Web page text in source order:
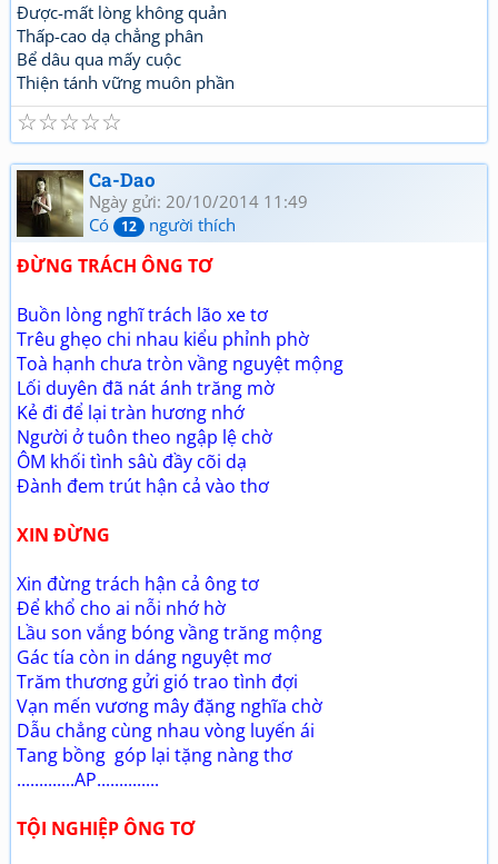
Được-mất lòng không quản
Thấp-cao dạ chẳng phân
Bể dâu qua mấy cuộc
Thiện tánh vững muôn phần
☆
☆
☆
☆
☆
Ca-Dao
Ngày gửi: 20/10/2014 11:49
Có
12 người thích
ĐỪNG TRÁCH ÔNG TƠ
Buồn lòng nghĩ trách lão xe tơ
Trêu ghẹo chi nhau kiểu phỉnh phờ
Toà hạnh chưa tròn vầng nguyệt mộng
Lối duyên đã nát ánh trăng mờ
Kẻ đi để lại tràn hương nhớ
Người ở tuôn theo ngập lệ chờ
ÔM khối tình sâù đầy cõi dạ
Đành đem trút hận cả vào thơ
XIN ĐỪNG
Xin đừng trách hận cả ông tơ
Để khổ cho ai nỗi nhớ hờ
Lầu son vắng bóng vầng trăng mộng
Gác tía còn in dáng nguyệt mơ
Trăm thương gửi gió trao tình đợi
Vạn mến vương mây đặng nghĩa chờ
Dẫu chẳng cùng nhau vòng luyến ái
Tang bồng góp lại tặng nàng thơ
.............AP..............
TỘI NGHIỆP ÔNG TƠ